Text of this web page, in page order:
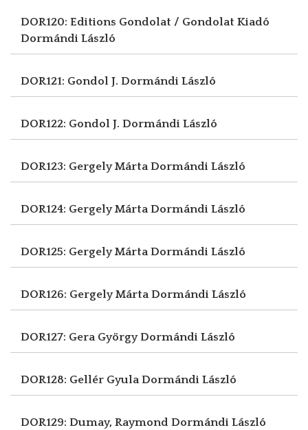
DOR120: Editions Gondolat / Gondolat Kiadó
Dormándi László
DOR121: Gondol J. Dormándi László
DOR122: Gondol J. Dormándi László
DOR123: Gergely MártaDormándi László
DOR124: Gergely MártaDormándi László
DOR125: Gergely MártaDormándi László
DOR126: Gergely MártaDormándi László
DOR127: Gera GyörgyDormándi László
DOR128: Gellér GyulaDormándi László
DOR129: Dumay, Raymond Dormándi László